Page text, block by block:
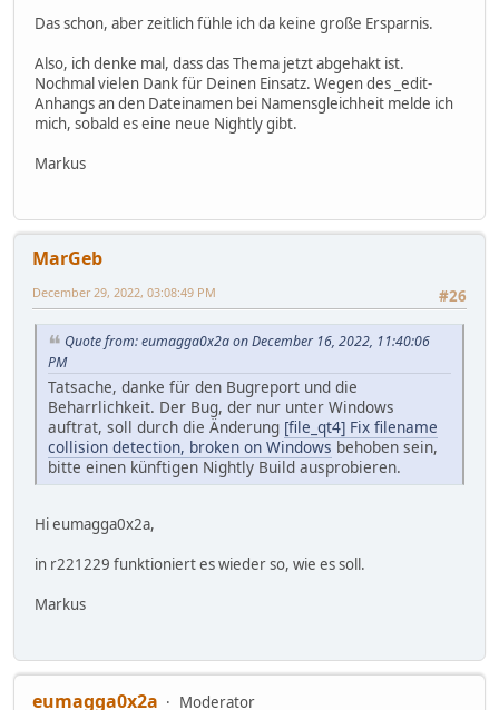
Das schon, aber zeitlich fühle ich da keine große Ersparnis.
Also, ich denke mal, dass das Thema jetzt abgehakt ist.
Nochmal vielen Dank für Deinen Einsatz. Wegen des _edit-
Anhangs an den Dateinamen bei Namensgleichheit melde ich
mich, sobald es eine neue Nightly gibt.
Markus
MarGeb
#26
December 29, 2022, 03:08:49 PM
Quote from: eumagga0x2a on December 16, 2022, 11:40:06
PM
Tatsache, danke für den Bugreport und die
Beharrlichkeit. Der Bug, der nur unter Windows
auftrat, soll durch die Änderung [file_qt4] Fix filename
collision detection, broken on Windows behoben sein,
bitte einen künftigen Nightly Build ausprobieren.
Hi eumagga0x2a,
in r221229 funktioniert es wieder so, wie es soll.
Markus
eumagga0x2a Moderator